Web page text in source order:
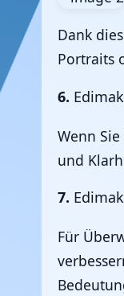
Dank
Portraits
6.
Wenn
und
7.
Für